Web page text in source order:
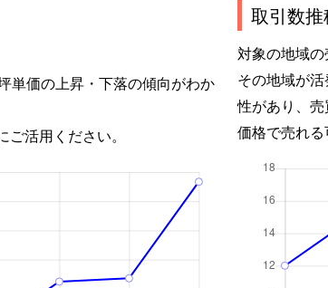
単価の上昇・下落の傾向がわか
活用ください。
取引数推
対象の地域の
その地域が
性があり、
価格で売れる